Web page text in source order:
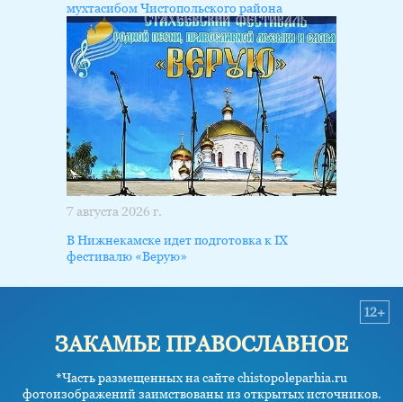
мухтасибом Чистопольского района
7 августа 2026 г.
В Нижнекамске идет подготовка к IX
фестивалю «Верую»
ЗАКАМЬЕ ПРАВОСЛАВНОЕ
*Часть размещенных на сайте chistopoleparhia.ru
фотоизображений заимствованы из открытых источников.
12+